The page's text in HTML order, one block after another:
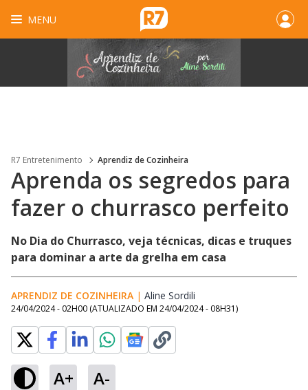
MENU
R7 Entretenimento Aprendiz de Cozinheira
Aprenda os segredos para
fazer o churrasco perfeito
No Dia do Churrasco, veja técnicas, dicas e truques
para dominar a arte da grelha em casa
APRENDIZ DE COZINHEIRA | Aline Sordili
24/04/2024 - 02H00 (ATUALIZADO EM 24/04/2024 - 08H31)
A+ A-